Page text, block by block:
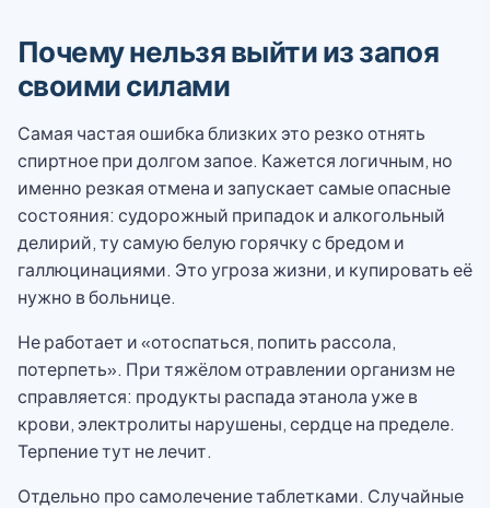
Почему нельзя выйти из запоя
своими силами
Самая частая ошибка близких это резко отнять
спиртное при долгом запое. Кажется логичным, но
именно резкая отмена и запускает самые опасные
состояния: судорожный припадок и алкогольный
делирий, ту самую белую горячку с бредом и
галлюцинациями. Это угроза жизни, и купировать её
нужно в больнице.
Не работает и «отоспаться, попить рассола,
потерпеть». При тяжёлом отравлении организм не
справляется: продукты распада этанола уже в
крови, электролиты нарушены, сердце на пределе.
Терпение тут не лечит.
Отдельно про самолечение таблетками. Случайные